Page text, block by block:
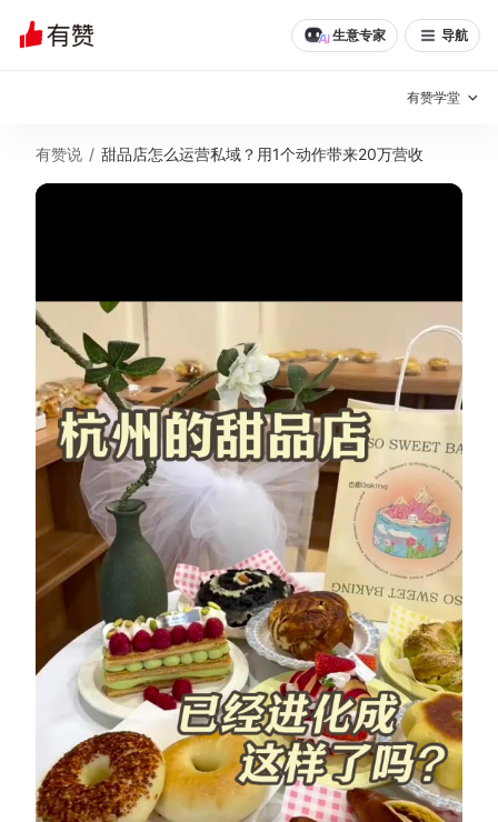
生意专家 导航
有赞学堂
有赞成功案例
面对面聊增长
有赞春季发布会 实干家直播间
新零售大会 新零售茶会
新零售私享会 门店经营增长公开课
AllValue 战略合作
增长产品指南
智库 产品场景库
产品更新动态 帮助中心
行业洞察
有赞说 / 甜品店怎么运营私域？用1个动作带来20万营收